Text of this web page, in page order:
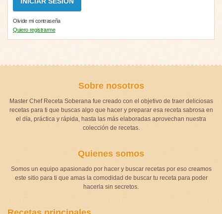
Olvide mi contraseña
Quiero registrarme
Sobre nosotros
Master Chef Receta Soberana fue creado con el objetivo de traer deliciosas
recetas para ti que buscas algo que hacer y preparar esa receta sabrosa en
el día, práctica y rápida, hasta las más elaboradas aprovechan nuestra
colección de recetas.
Quienes somos
Somos un equipo apasionado por hacer y buscar recetas por eso creamos
este sitio para ti que amas la comodidad de buscar tu receta para poder
hacerla sin secretos.